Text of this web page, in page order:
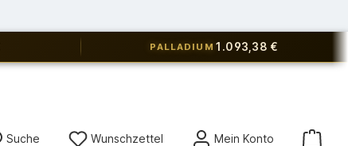
PALLADIUM 1.093,38 €
Suche Wunschzettel Du hast 0 Produkte auf dem
Mein Konto